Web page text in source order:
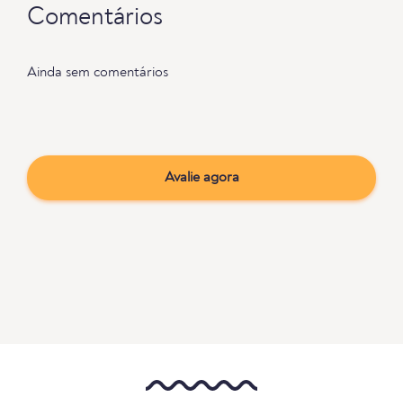
Comentários
Ainda sem comentários
Avalie agora